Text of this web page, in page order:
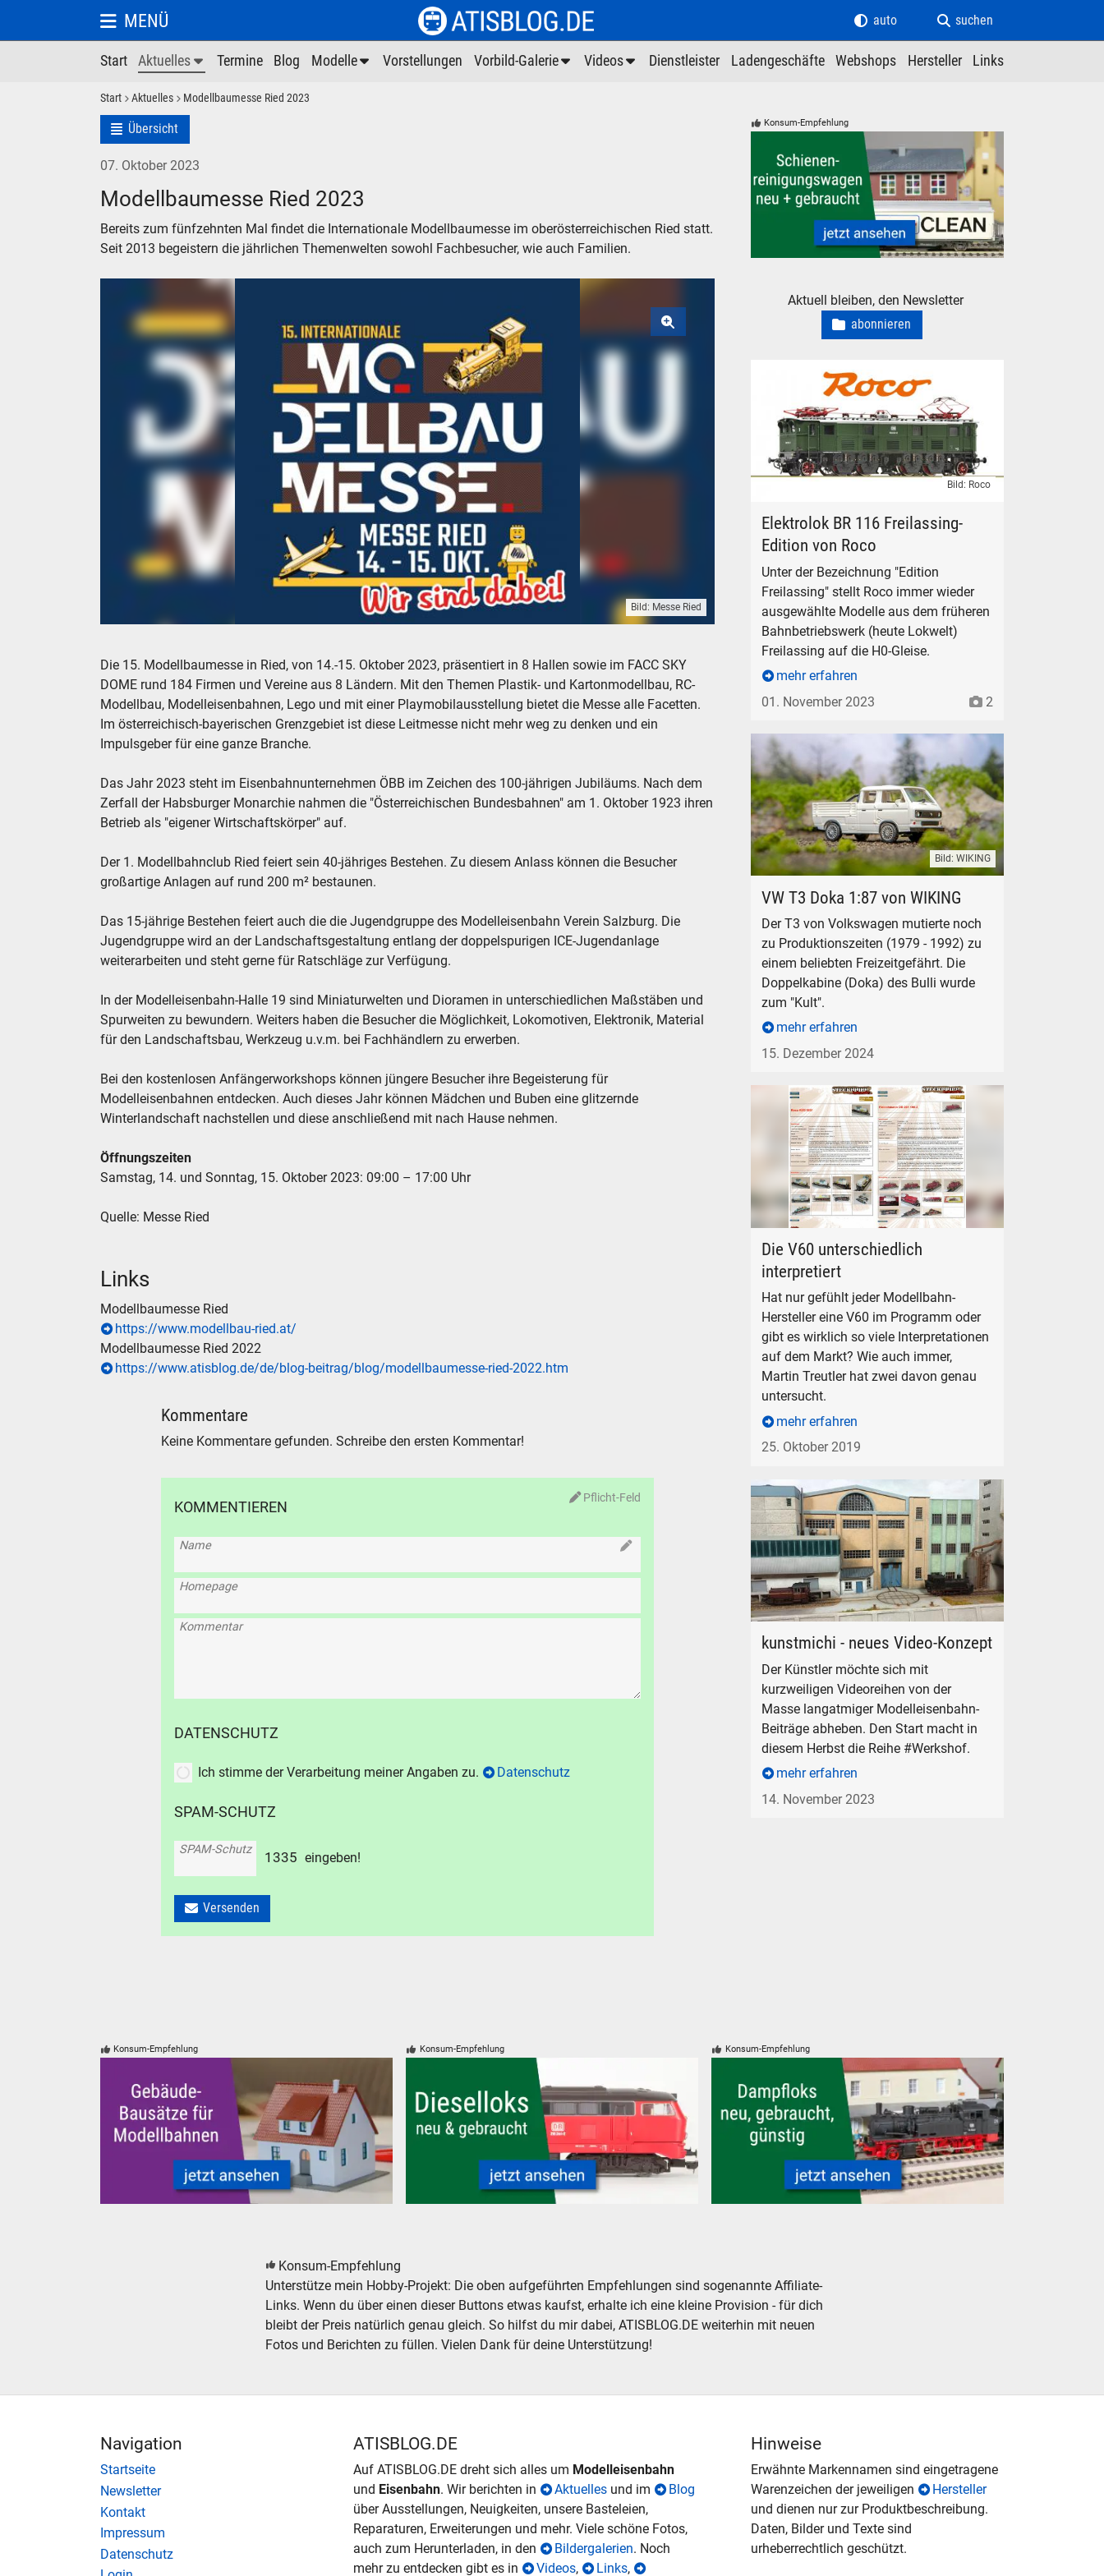
Start Aktuelles Termine Blog Modelle Vorstellungen Vorbild-Galerie Videos Dienstleister Ladengeschäfte Webshops Hersteller Links
MENÜ suchen
auto
Start Aktuelles Modellbaumesse Ried 2023
Übersicht
07. Oktober 2023
Modellbaumesse Ried 2023
Bereits zum fünfzehnten Mal findet die Internationale Modellbaumesse im oberösterreichischen Ried statt.
Seit 2013 begeistern die jährlichen Themenwelten sowohl Fachbesucher, wie auch Familien.
Bild: Messe Ried
Die 15. Modellbaumesse in Ried, von 14.-15. Oktober 2023, präsentiert in 8 Hallen sowie im FACC SKY
DOME rund 184 Firmen und Vereine aus 8 Ländern. Mit den Themen Plastik- und Kartonmodellbau, RC-
Modellbau, Modelleisenbahnen, Lego und mit einer Playmobilausstellung bietet die Messe alle Facetten.
Im österreichisch-bayerischen Grenzgebiet ist diese Leitmesse nicht mehr weg zu denken und ein
Impulsgeber für eine ganze Branche.
Das Jahr 2023 steht im Eisenbahnunternehmen ÖBB im Zeichen des 100-jährigen Jubiläums. Nach dem
Zerfall der Habsburger Monarchie nahmen die "Österreichischen Bundesbahnen" am 1. Oktober 1923 ihren
Betrieb als "eigener Wirtschaftskörper" auf.
Der 1. Modellbahnclub Ried feiert sein 40-jähriges Bestehen. Zu diesem Anlass können die Besucher
großartige Anlagen auf rund 200 m² bestaunen.
Das 15-jährige Bestehen feiert auch die die Jugendgruppe des Modelleisenbahn Verein Salzburg. Die
Jugendgruppe wird an der Landschaftsgestaltung entlang der doppelspurigen ICE-Jugendanlage
weiterarbeiten und steht gerne für Ratschläge zur Verfügung.
In der Modelleisenbahn-Halle 19 sind Miniaturwelten und Dioramen in unterschiedlichen Maßstäben und
Spurweiten zu bewundern. Weiters haben die Besucher die Möglichkeit, Lokomotiven, Elektronik, Material
für den Landschaftsbau, Werkzeug u.v.m. bei Fachhändlern zu erwerben.
Bei den kostenlosen Anfängerworkshops können jüngere Besucher ihre Begeisterung für
Modelleisenbahnen entdecken. Auch dieses Jahr können Mädchen und Buben eine glitzernde
Winterlandschaft nachstellen und diese anschließend mit nach Hause nehmen.
Öffnungszeiten
Samstag, 14. und Sonntag, 15. Oktober 2023: 09:00 – 17:00 Uhr
Quelle: Messe Ried
Links
Modellbaumesse Ried
https://www.modellbau-ried.at/
Modellbaumesse Ried 2022
https://www.atisblog.de/de/blog-beitrag/blog/modellbaumesse-ried-2022.htm
Kommentare
Keine Kommentare gefunden. Schreibe den ersten Kommentar!
Pflicht-Feld
KOMMENTIEREN
Name
Homepage
Kommentar
DATENSCHUTZ
Ich stimme der Verarbeitung meiner Angaben zu. Datenschutz
SPAM-SCHUTZ
SPAM-Schutz 1 335 eingeben!
Versenden
Konsum-Empfehlung
Aktuell bleiben, den Newsletter
abonnieren
Bild: Roco
Elektrolok BR 116 Freilassing-
Edition von Roco
Unter der Bezeichnung "Edition
Freilassing" stellt Roco immer wieder
ausgewählte Modelle aus dem früheren
Bahnbetriebswerk (heute Lokwelt)
Freilassing auf die H0-Gleise.
mehr erfahren
01. November 2023
2
Bild: WIKING
VW T3 Doka 1:87 von WIKING
Der T3 von Volkswagen mutierte noch
zu Produktionszeiten (1979 - 1992) zu
einem beliebten Freizeitgefährt. Die
Doppelkabine (Doka) des Bulli wurde
zum "Kult".
mehr erfahren
15. Dezember 2024
Die V60 unterschiedlich
interpretiert
Hat nur gefühlt jeder Modellbahn-
Hersteller eine V60 im Programm oder
gibt es wirklich so viele Interpretationen
auf dem Markt? Wie auch immer,
Martin Treutler hat zwei davon genau
untersucht.
mehr erfahren
25. Oktober 2019
kunstmichi - neues Video-Konzept
Der Künstler möchte sich mit
kurzweiligen Videoreihen von der
Masse langatmiger Modelleisenbahn-
Beiträge abheben. Den Start macht in
diesem Herbst die Reihe #Werkshof.
mehr erfahren
14. November 2023
Konsum-Empfehlung Konsum-Empfehlung Konsum-Empfehlung
Konsum-Empfehlung
Unterstütze mein Hobby-Projekt: Die oben aufgeführten Empfehlungen sind sogenannte Affiliate-
Links. Wenn du über einen dieser Buttons etwas kaufst, erhalte ich eine kleine Provision - für dich
bleibt der Preis natürlich genau gleich. So hilfst du mir dabei, ATISBLOG.DE weiterhin mit neuen
Fotos und Berichten zu füllen. Vielen Dank für deine Unterstützung!
Navigation
Startseite
Newsletter
Kontakt
Impressum
Datenschutz
ATISBLOG.DE
Auf ATISBLOG.DE dreht sich alles um Modelleisenbahn
und Eisenbahn. Wir berichten in Aktuelles und im
Blog
über Ausstellungen, Neuigkeiten, unsere Basteleien,
Reparaturen, Erweiterungen und mehr. Viele schöne Fotos,
auch zum Herunterladen, in den
Bildergalerien. Noch
mehr zu entdecken gibt es in
Videos, Links,
Hinweise
Erwähnte Markennamen sind eingetragene
Warenzeichen der jeweiligen
Hersteller
und dienen nur zur Produktbeschreibung.
Daten, Bilder und Texte sind
urheberrechtlich geschützt.
Suche ...